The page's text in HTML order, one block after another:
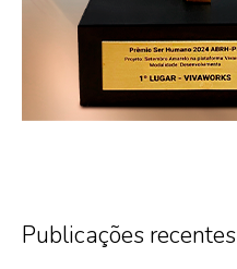
Publicações recentes